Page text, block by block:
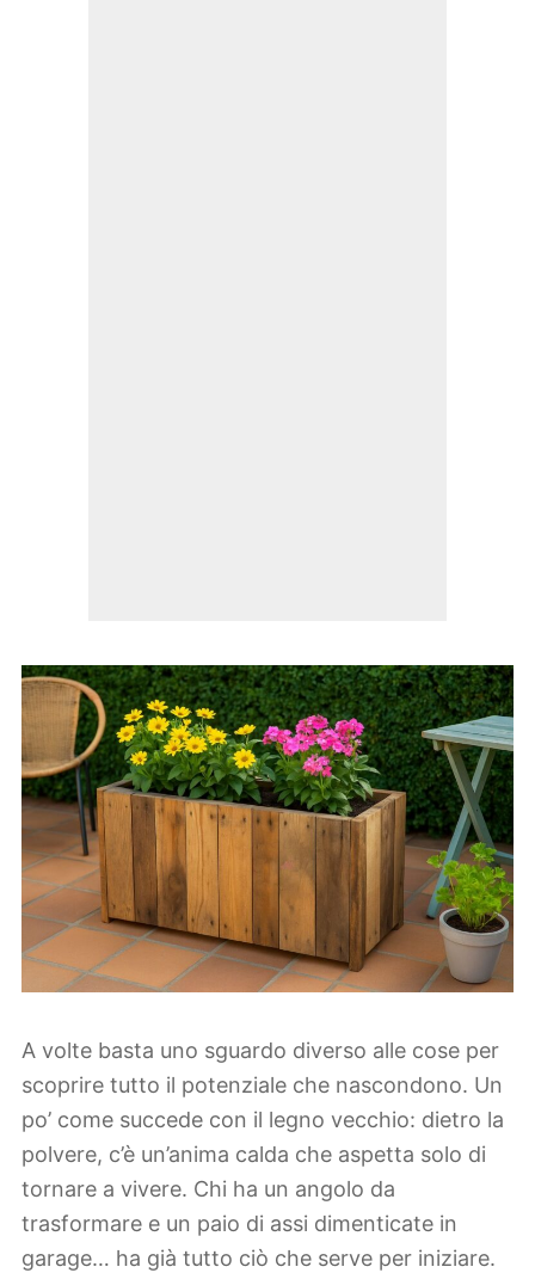
A volte basta uno sguardo diverso alle cose per
scoprire tutto il potenziale che nascondono. Un
po’ come succede con il legno vecchio: dietro la
polvere, c’è un’anima calda che aspetta solo di
tornare a vivere. Chi ha un angolo da
trasformare e un paio di assi dimenticate in
garage… ha già tutto ciò che serve per iniziare.